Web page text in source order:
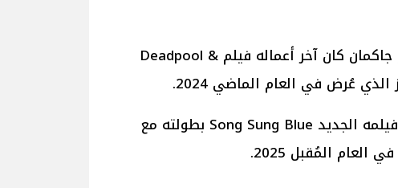
يُذكر أنه على الصعيد الفني لـ هيو جاكمان كان آخر أعماله فيلم Deadpool &
ويستعد هيو جاكمان حالياً لتصوير فيلمه الجديد Song Sung Blue بطولته مع
المُقبل 2025.